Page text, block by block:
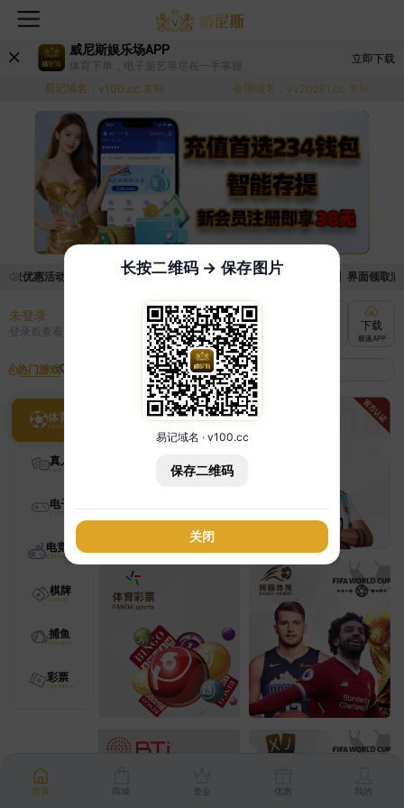
威尼斯娱乐场APP
体育下单，电子游艺等尽在一手掌握
立即下载
易记域名： v100.cc 复制 备用域名： vv20261.cc 复制
取优惠活动的手续麻烦，已新增优惠系统，现在可以前往【福利中心】界面领取
未登录
登录后查看 充值
快速到账
下载
极速APP
热门游戏
体育
真人
电子
电竞
棋牌
捕鱼
彩票
首页 商城 资金 优惠 我的
长按二维码 → 保存图片
易记域名 · v100.cc
保存二维码
关闭